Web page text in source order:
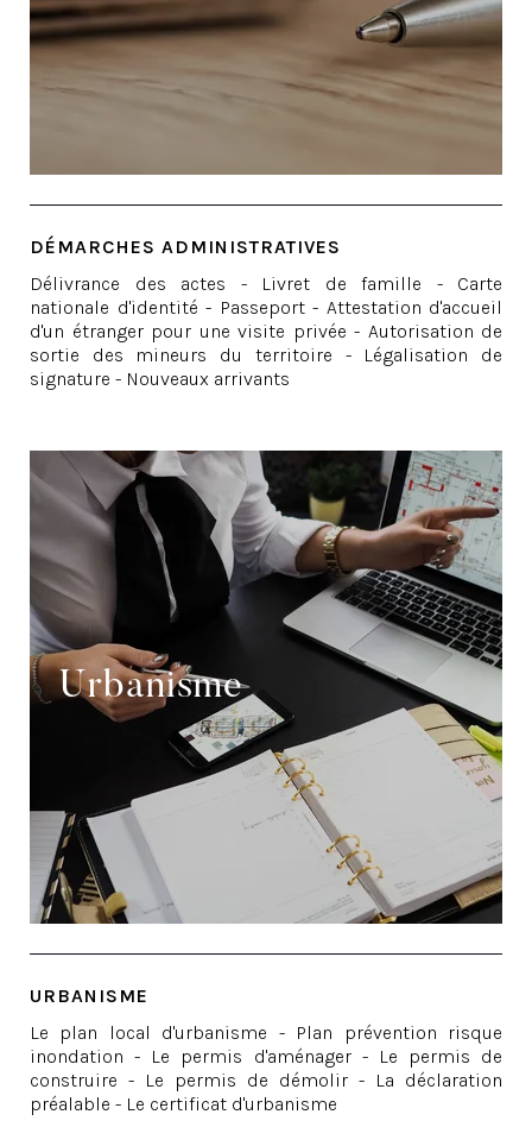
DÉMARCHES ADMINISTRATIVES
Délivrance des actes - Livret de famille - Carte
nationale d'identité - Passeport - Attestation d'accueil
d'un étranger pour une visite privée - Autorisation de
sortie des mineurs du territoire - Légalisation de
signature - Nouveaux arrivants
Urbanisme
URBANISME
Le plan local d'urbanisme - Plan prévention risque
inondation - Le permis d'aménager - Le permis de
construire - Le permis de démolir - La déclaration
préalable - Le certificat d'urbanisme